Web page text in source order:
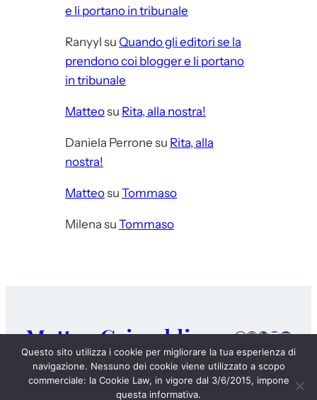
e li portano in tribunale
Ranyyl su Quando gli editori se la
prendono coi blogger e li portano
in tribunale
Matteosu Rita, alla nostra!
Daniela Perrone su Rita, alla
nostra!
Matteosu Tommaso
Milena su Tommaso
Matteo Grimaldi Facebook
Instagram
X LinkedIn
E-mail
DIARIOCHI SONOI MIEI LIBRI 4 CHIACCHIERE
Questo sito utilizza i cookie per migliorare la tua esperienza di
navigazione. Nessuno dei cookie viene utilizzato a scopo
commerciale: la Cookie Law, in vigore dal 3/6/2015, impone
questa informativa.